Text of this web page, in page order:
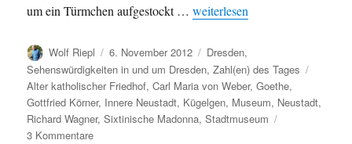
um ein Türmchen aufgestockt …„Das Museum der Dresdner
weiterlesen
Autor
Wolf Riepl
Veröffentlicht
am
6. November 2012 Kategorien
Dresden,
Sehenswürdigkeiten in und um Dresden,Zahl(en) des Tages
Alter katholischer Friedhof,Carl Maria von Weber,Goethe,
Gottfried Körner, Innere Neustadt, Kügelgen, Museum, Neustadt,
Richard Wagner,Sixtinische Madonna,Stadtmuseum
3 Kommentarezu